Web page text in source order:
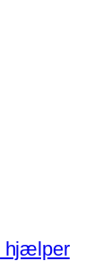
hjælper